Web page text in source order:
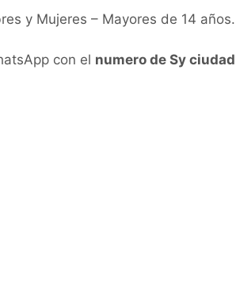
y Mujeres – Mayores de 14 años.
con el numero de Sy ciudad